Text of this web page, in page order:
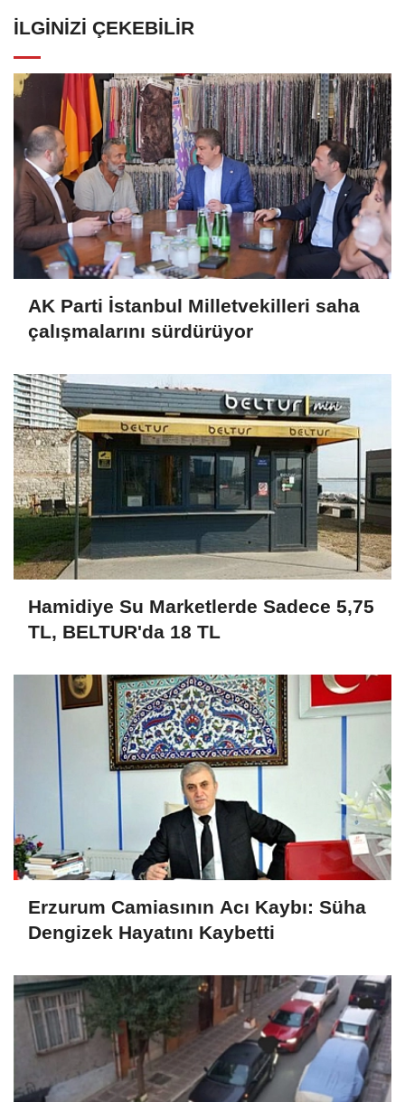
İLGINIZI ÇEKEBILIR
AK Parti İstanbul Milletvekilleri saha
çalışmalarını sürdürüyor
Hamidiye Su Marketlerde Sadece 5,75
TL, BELTUR'da 18 TL
Erzurum Camiasının Acı Kaybı: Süha
Dengizek Hayatını Kaybetti